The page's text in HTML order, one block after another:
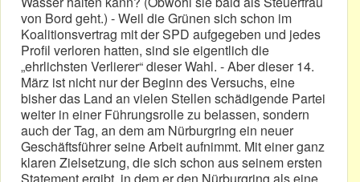
von Bord geht.) - Weil die Grünen sich schon im
Koalitionsvertrag mit der SPD aufgegeben und jedes
Profil verloren hatten, sind sie eigentlich die
„ehrlichsten Verlierer“ dieser Wahl. - Aber dieser 14.
März ist nicht nur der Beginn des Versuchs, eine
bisher das Land an vielen Stellen schädigende Partei
weiter in einer Führungsrolle zu belassen, sondern
auch der Tag, an dem am Nürburgring ein neuer
Geschäftsführer seine Arbeit aufnimmt. Mit einer ganz
klaren Zielsetzung, die sich schon aus seinem ersten